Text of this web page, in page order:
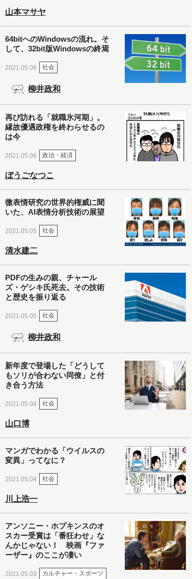
山本マサヤ
64bitへのWindowsの流れ。そ
して、32bit版Windowsの終焉
2021.05.06 社会
柳井政和
再び訪れる「就職氷河期」。
縁故優遇政権を終わらせるの
は今
2021.05.06 政治・経済
ぼうごなつこ
微表情研究の世界的権威に聞
いた、AI表情分析技術の展望
2021.05.05 社会
清水建二
PDFの生みの親、チャール
ズ・ゲシキ氏死去。その技術
と歴史を振り返る
2021.05.05 社会
柳井政和
新年度で登場した「どうして
もソリが合わない同僚」と付
き合う方法
2021.05.04 社会
山口博
マンガでわかる「ウイルスの
変異」ってなに？
2021.05.04 社会
川上浩一
アンソニー・ホプキンスのオ
スカー受賞は「番狂わせ」な
んかじゃない！ 映画『ファ
ーザー』のここが凄い
2021.05.03 カルチャー・スポーツ